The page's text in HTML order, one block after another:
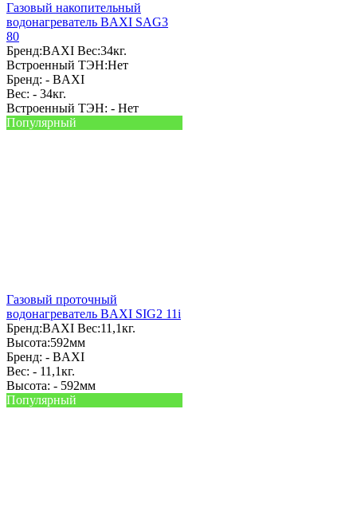
Газовый накопительный
водонагреватель BAXI SAG3
80
Бренд:BAXI Вес:34кг.
Встроенный ТЭН:Нет
Бренд: - BAXI
Вес: - 34кг.
Встроенный ТЭН: - Нет
Популярный
Газовый проточный
водонагреватель BAXI SIG2 11i
Бренд:BAXI Вес:11,1кг.
Высота:592мм
Бренд: - BAXI
Вес: - 11,1кг.
Высота: - 592мм
Популярный